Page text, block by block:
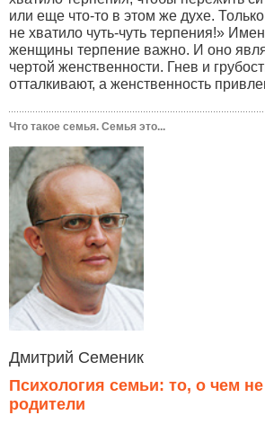
или еще что-то в этом же духе.
не хватило чуть-чуть терпения!»
женщины терпение важно. И оно
чертой женственности. Гнев и
отталкивают, а женственность
Что такое семья. Семья это...
Дмитрий Семеник
Психология семьи: то, о чем
родители